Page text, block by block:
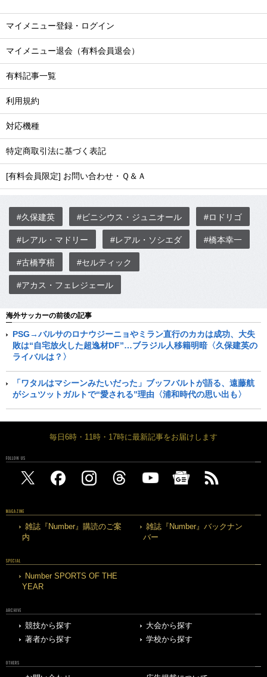
マイメニュー登録・ログイン
マイメニュー退会（有料会員退会）
有料記事一覧
利用規約
対応機種
特定商取引法に基づく表記
[有料会員限定] お問い合わせ・Ｑ＆Ａ
#久保建英 #ビニシウス・ジュニオール #ロドリゴ
#レアル・マドリー #レアル・ソシエダ #橋本幸一
#古橋亨梧 #セルティック
#アカス・フェレジェール
海外サッカーの前後の記事
PSG→バルサのロナウジーニョやミラン直行のカカは成功、大失
敗は“自宅放火した超逸材DF”…ブラジル人移籍明暗〈久保建英の
ライバルは？〉
「ワタルはマシーンみたいだった」ブッフバルトが語る、遠藤航
がシュツットガルトで“愛される”理由〈浦和時代の思い出も〉
毎日6時・11時・17時に最新記事をお届けします
FOLLOW US
MAGAZINE
雑誌『Number』購読のご案
内
雑誌『Number』バックナン
バー
SPECIAL
Number SPORTS OF THE
YEAR
ARCHIVE
競技から探す
大会から探す
著者から探す
学校から探す
OTHERS